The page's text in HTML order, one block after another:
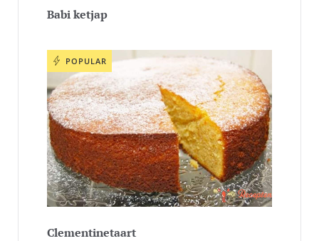
Babi ketjap
POPULAR
Clementinetaart